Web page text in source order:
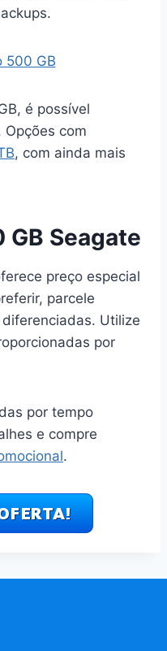
é possível
com
, com ainda mais
Seagate
preço especial
parcele
Utilize
por
por tempo
e compre
.